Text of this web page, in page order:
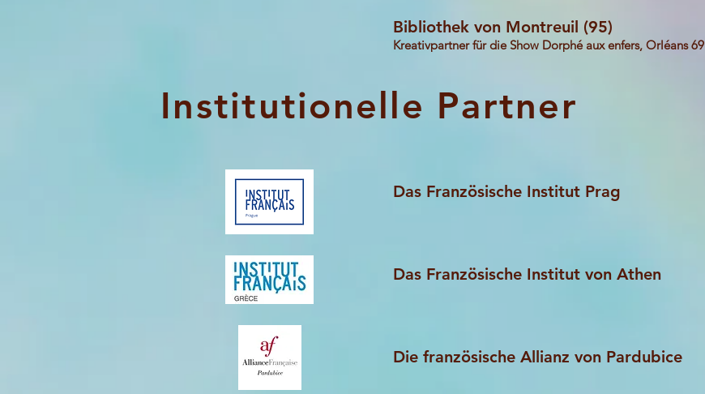
Bibliothek von Montreuil (95)
Kreativpartner für die Show Dorphé aux enfers, Orléans 69
Institutionelle Partner
Das Französische Institut Prag
Das Französische Institut von Athen
Die französische Allianz von Pardubice